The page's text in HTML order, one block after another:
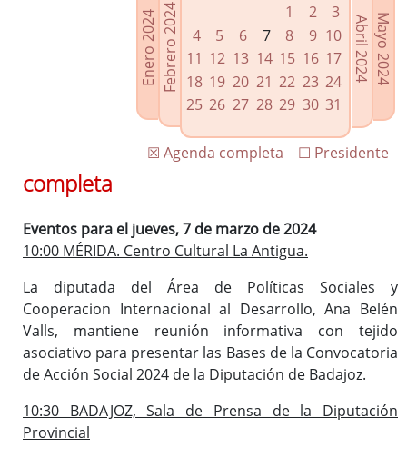
Enlaces relacionados
Agenda de Presidencia
Plenos provinciales y Juntas de gobierno
Oficina de Proyectos Europeos
Enero 2024Febrero 2024
1
2
3
4
5 6 7 8 9 10
11 12 13 14 15 16 17
18 19 20 21 22 23 24
25 26 27 28 29 30 31
Mayo 2024
Abril 2024
☐ Presidente
☒ Agenda completa
completa
Eventos para el jueves, 7 de marzo de 2024
10:00 MÉRIDA. Centro Cultural La Antigua.
La diputada del Área de Políticas Sociales y
Cooperacion Internacional al Desarrollo, Ana Belén
Valls, mantiene reunión informativa con tejido
asociativo para presentar las Bases de la Convocatoria
de Acción Social 2024 de la Diputación de Badajoz.
10:30 BADAJOZ, Sala de Prensa de la Diputación
Provincial